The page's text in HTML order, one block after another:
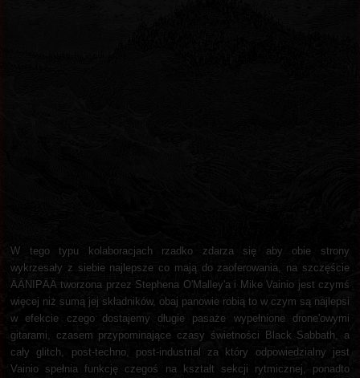
W tego typu kolaboracjach rzadko zdarza się aby obie strony
wykrzesały z siebie najlepsze co mają do zaoferowania, na szczęście
ÄÄNIPÄÄ tworzona przez Stephena O'Malley'a i Mike Vainio jest czymś
więcej niż sumą jej składników, obaj panowie robią to w czym są najlepsi
w efekcie czego dostajemy długie pasaże wypełnione drone'owymi
gitarami, czasem przypominające czasy świetności Black Sabbath, a
cały glitch, post-techno, post-industrial za który odpowiedzialny jest
Vainio spełnia funkcję czegoś na kształt sekcji rytmicznej, ponadto